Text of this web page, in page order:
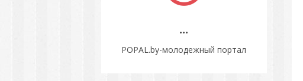
...
POPAL.by-молодежный портал